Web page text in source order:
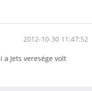
2012-10-30 11:47:52
Jets veresége volt